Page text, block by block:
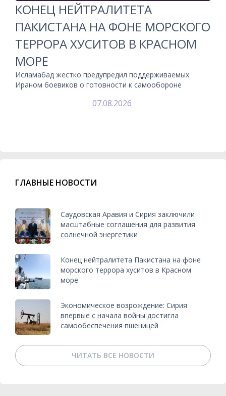
КОНЕЦ НЕЙТРАЛИТЕТА
ПАКИСТАНА НА ФОНЕ МОРСКОГО
ТЕРРОРА ХУСИТОВ В КРАСНОМ
МОРЕ
Исламабад жестко предупредил поддерживаемых
Ираном боевиков о готовности к самообороне
07.08.2026
ГЛАВНЫЕ НОВОСТИ
Саудовская Аравия и Сирия заключили
масштабные соглашения для развития
солнечной энергетики
Конец нейтралитета Пакистана на фоне
морского террора хуситов в Красном
море
Экономическое возрождение: Сирия
впервые с начала войны достигла
самообеспечения пшеницей
ЧИТАТЬ ВСЕ НОВОСТИ